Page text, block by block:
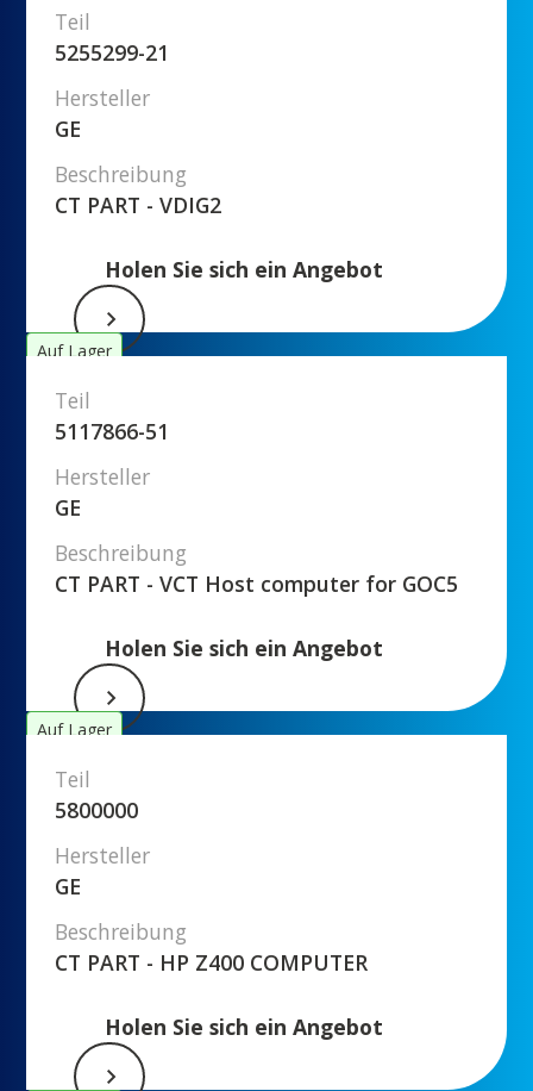
Teil
5255299-21
Hersteller
GE
Beschreibung
CT PART - VDIG2
Holen Sie sich ein Angebot
Auf Lager
Teil
5117866-51
Hersteller
GE
Beschreibung
CT PART - VCT Host computer for GOC5
Holen Sie sich ein Angebot
Auf Lager
Teil
5800000
Hersteller
GE
Beschreibung
CT PART - HP Z400 COMPUTER
Holen Sie sich ein Angebot